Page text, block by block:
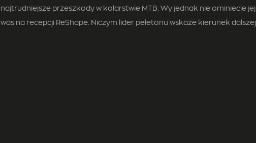
najtrudniejsze przeszkody w kolarstwie MTB. Wy jednak nie ominiecie
was na recepcji ReShape. Niczym lider peletonu wskaże kierunek